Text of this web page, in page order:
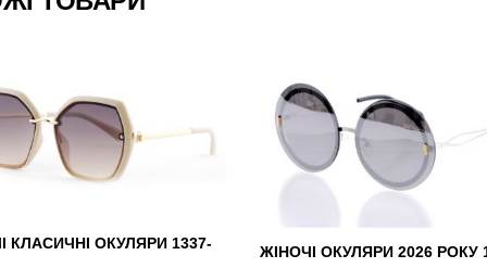
КЛАСИЧНІ ОКУЛЯРИ 1337- ЖІНОЧІ ОКУЛЯРИ 2026 РОКУ